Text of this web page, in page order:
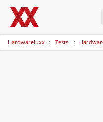
Hardwareluxx Tests